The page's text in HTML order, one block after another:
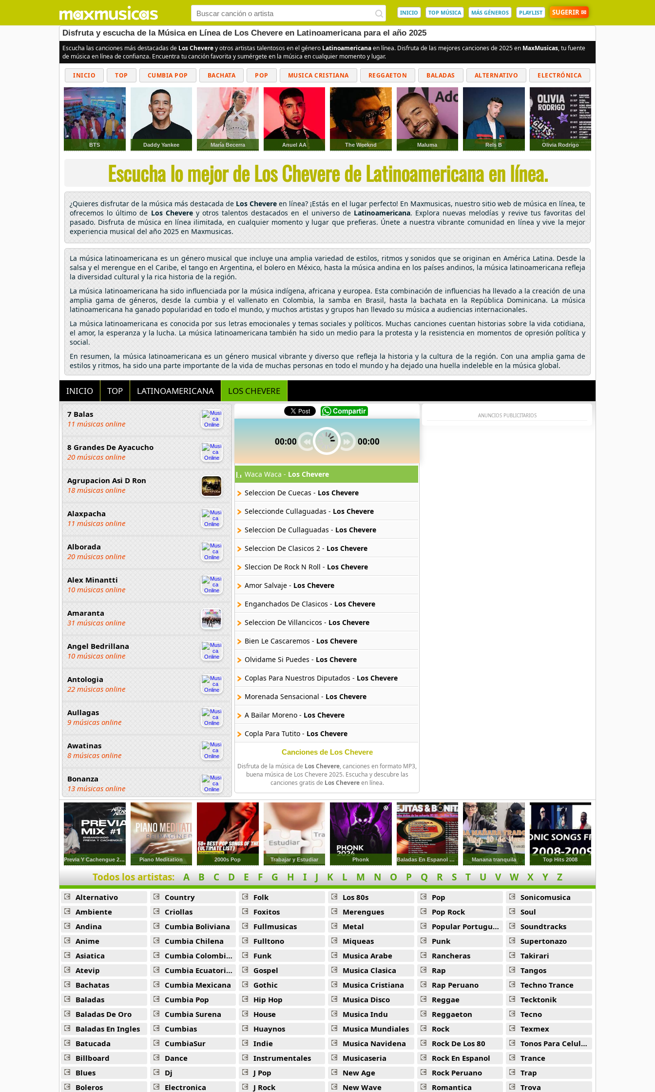
INICIO TOP MÚSICA MÁS GÉNEROS PLAYLIST SUGERIR ✉
Disfruta y escucha de la Música en Línea de Los Chevere en Latinoamericana para el año 2025
Escucha las canciones más destacadas de Los Cheverey otros artistas talentosos en el género Latinoamericanaen línea. Disfruta de las mejores canciones de 2025 en MaxMusicas, tu fuente
de música en línea de confianza. Encuentra tu canción favorita y sumérgete en la música en cualquier momento y lugar.
INICIO TOP CUMBIA POP BACHATA POP MUSICA CRISTIANA REGGAETON BALADAS ALTERNATIVO ELECTRÓNICA
CUMBIAS
BTS Daddy Yankee María Becerra Anuel AA The Weeknd Maluma Rels B Olivia Rodrigo
Escucha lo mejor de Los Chevere de Latinoamericana en línea.
¿Quieres disfrutar de la música más destacada de Los Chevere en línea? ¡Estás en el lugar perfecto! En Maxmusicas, nuestro sitio web de música en línea, te
ofrecemos lo último de Los Cheverey otros talentos destacados en el universo de Latinoamericana. Explora nuevas melodías y revive tus favoritas del
pasado. Disfruta de música en línea ilimitada, en cualquier momento y lugar que prefieras. Únete a nuestra vibrante comunidad en línea y vive la mejor
experiencia musical del año 2025 en Maxmusicas.
La música latinoamericana es un género musical que incluye una amplia variedad de estilos, ritmos y sonidos que se originan en América Latina. Desde la
salsa y el merengue en el Caribe, el tango en Argentina, el bolero en México, hasta la música andina en los países andinos, la música latinoamericana refleja
la diversidad cultural y la rica historia de la región.
La música latinoamericana ha sido influenciada por la música indígena, africana y europea. Esta combinación de influencias ha llevado a la creación de una
amplia gama de géneros, desde la cumbia y el vallenato en Colombia, la samba en Brasil, hasta la bachata en la República Dominicana. La música
latinoamericana ha ganado popularidad en todo el mundo, y muchos artistas y grupos han llevado su música a audiencias internacionales.
La música latinoamericana es conocida por sus letras emocionales y temas sociales y políticos. Muchas canciones cuentan historias sobre la vida cotidiana,
el amor, la esperanza y la lucha. La música latinoamericana también ha sido un medio para la protesta y la resistencia en momentos de opresión política y
social.
En resumen, la música latinoamericana es un género musical vibrante y diverso que refleja la historia y la cultura de la región. Con una amplia gama de
estilos y ritmos, ha sido una parte importante de la vida de muchas personas en todo el mundo y ha dejado una huella indeleble en la música global.
INICIO TOP LATINOAMERICANA LOS CHEVERE
7 Balas
11 músicas online
8 Grandes De Ayacucho
20 músicas online
Agrupacion Asi D Ron
18 músicas online
Alaxpacha
11 músicas online
Alborada
20 músicas online
Alex Minantti
10 músicas online
Amaranta
31 músicas online
Angel Bedrillana
10 músicas online
Antologia
22 músicas online
Aullagas
9 músicas online
Awatinas
8 músicas online
Bonanza
13 músicas online
Chayac
4 músicas online
Chopas
18 músicas online
Chopkjas
12 músicas online
Damaris
11 músicas online
Danielito
5 músicas online
Dennis Fabricio
7 músicas online
Diosdado Gaitan
30 músicas online
Duo Ayacucho
18 músicas online
Duo Latidos
20 músicas online
00:00 00:00
Waca Waca - Los Chevere
Seleccion De Cuecas - Los Chevere
Seleccionde Cullaguadas - Los Chevere
Seleccion De Cullaguadas - Los Chevere
Seleccion De Clasicos 2 - Los Chevere
Sleccion De Rock N Roll - Los Chevere
Amor Salvaje - Los Chevere
Enganchados De Clasicos - Los Chevere
Seleccion De Villancicos - Los Chevere
Bien Le Cascaremos - Los Chevere
Olvidame Si Puedes - Los Chevere
Coplas Para Nuestros Diputados - Los Chevere
Morenada Sensacional - Los Chevere
A Bailar Moreno - Los Chevere
Copla Para Tutito - Los Chevere
Vivo Pensando -Los Chevere
El Dedo En La Llaga - Los Chevere
Los Chevere
Se Acabo El Amor -
Los Chevere
Seleccion De Taquiraris -
Los Chevere
Caminante De La Vida - Los Chevere
Cuando Llora Mi Guitarra -
Los Chevere
Despedida Del Carnaval -Los Chevere
Homenaje Al Jacha Flores -Los Chevere
Seleccion De Clasicos -
Los Chevere
Seleccion De Cumbias -
Los Chevere
Seleccion De Morenadas - Los Chevere
Una De Dos -
Yo No Soy Dios -
Los Chevere
Chau Ano Viejo -
Los Chevere
Cuando Me Vaya -
Los Chevere
Canciones de Los Chevere
Disfruta de la música de Los Chevere, canciones en formato MP3,
buena música de Los Chevere 2025. Escucha y descubre las
canciones gratis de Los Chevereen línea.
ANUNCIOS PUBLICITARIOS
Previa Y Cachengue 2023 Piano Meditation 2000s Pop Trabajar y Estudiar Phonk Baladas En Espanol De Los 80s Manana tranquila Top Hits 2008
Todos los artistas: A B C D E F G H I J K L M N O P Q R S T U V W X Y Z
Alternativo
Ambiente
Andina
Anime
Asiatica
Atevip
Bachatas
Baladas
Baladas De Oro
Baladas En Ingles
Batucada
Billboard
Blues
Boleros
Country
Criollas
Cumbia Boliviana
Cumbia Chilena
Cumbia Colombiana
Cumbia Ecuatoriana
Cumbia Mexicana
Cumbia Pop
Cumbia Surena
Cumbias
CumbiaSur
Dance
Dj
Electronica
Folk
Foxitos
Fullmusicas
Fulltono
Funk
Gospel
Gothic
Hip Hop
House
Huaynos
Indie
Instrumentales
J Pop
J Rock
Los 80s
Merengues
Metal
Miqueas
Musica Arabe
Musica Clasica
Musica Cristiana
Musica Disco
Musica Indu
Musica Mundiales
Musica Navidena
Musicaseria
New Age
New Wave
Pop
Pop Rock
Popular Portuguesa
Punk
Rancheras
Rap
Rap Peruano
Reggae
Reggaeton
Rock
Rock De Los 80
Rock En Espanol
Rock Peruano
Romantica
Sonicomusica
Soul
Soundtracks
Supertonazo
Takirari
Tangos
Techno Trance
Tecktonik
Tecno
Texmex
Tonos Para Celulares
Trance
Trap
Trova